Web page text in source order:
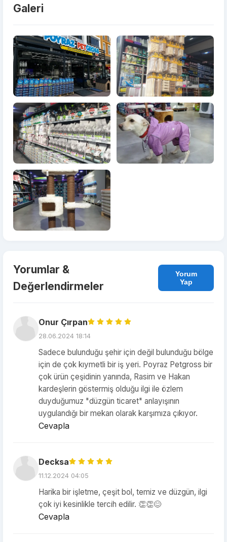
Galeri
Yorumlar &
Değerlendirmeler
Yorum
Yap
Onur Çırpan
28.06.2024 18:14
Sadece bulunduğu şehir için değil bulunduğu bölge
için de çok kıymetli bir iş yeri. Poyraz Petgross bir
çok ürün çeşidinin yanında, Rasim ve Hakan
kardeşlerin göstermiş olduğu ilgi ile özlem
duyduğumuz "düzgün ticaret" anlayışının
uygulandığı bir mekan olarak karşımıza çıkıyor.
Cevapla
Decksa
11.12.2024 04:05
Harika bir işletme, çeşit bol, temiz ve düzgün, ilgi
çok iyi kesinlikle tercih edilir. 👏👏😊
Cevapla